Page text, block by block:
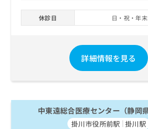
休診日 日・祝・年
詳細情報を見る
中東遠総合医療センター（静岡
掛川市役所前駅 掛川駅